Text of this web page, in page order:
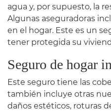
agua y, por supuesto, la
Algunas aseguradoras
en el hogar. Este es un
tener protegida su
Seguro de hogar
Este seguro tiene las
también incluye otras
daños estéticos, roturas